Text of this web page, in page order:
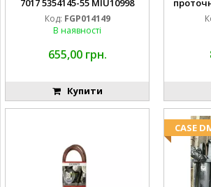
7017 5354145-55 MIU10998
FGP014149
Код: FGP014149
В наявності
655,00 грн.
Купити
CASE